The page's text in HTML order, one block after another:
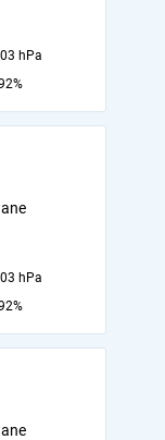
hPa
hPa